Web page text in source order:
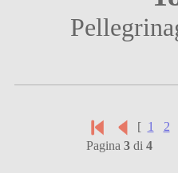
[ 1 2
Pagina 3di 4